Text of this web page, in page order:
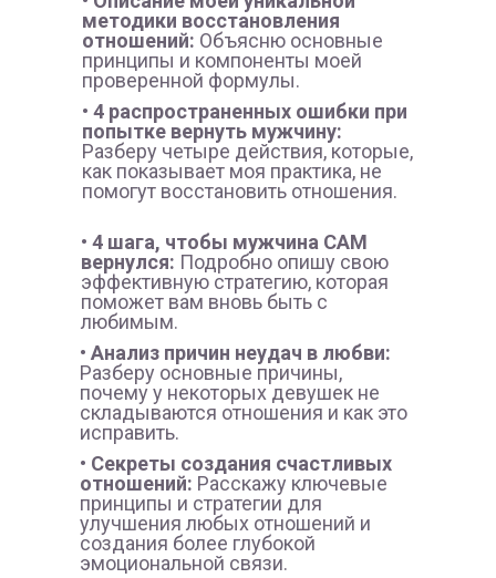
• 4 распространенных ошибки при
попытке вернуть мужчину:
Разберу четыре действия, которые,
как показывает моя практика, не
помогут восстановить отношения.
• Секреты создания счастливых
отношений: Расскажу ключевые
принципы и стратегии для
улучшения любых отношений и
создания более глубокой
эмоциональной связи.
• Анализ причин неудач в любви:
Разберу основные причины,
почему у некоторых девушек не
складываются отношения и как это
исправить.
• 4 шага, чтобы мужчина САМ
вернулся: Подробно опишу свою
эффективную стратегию, которая
поможет вам вновь быть с
любимым.
методики восстановления
отношений: Объясню основные
принципы и компоненты моей
проверенной формулы.